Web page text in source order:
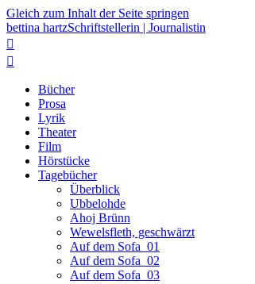
Gleich zum Inhalt der Seite springen
bettina hartzSchriftstellerin | Journalistin


Bücher
Prosa
Lyrik
Theater
Film
Hörstücke
Tagebücher
Überblick
Ubbelohde
Ahoj Brünn
Wewelsfleth, geschwärzt
Auf dem Sofa_01
Auf dem Sofa_02
Auf dem Sofa_03